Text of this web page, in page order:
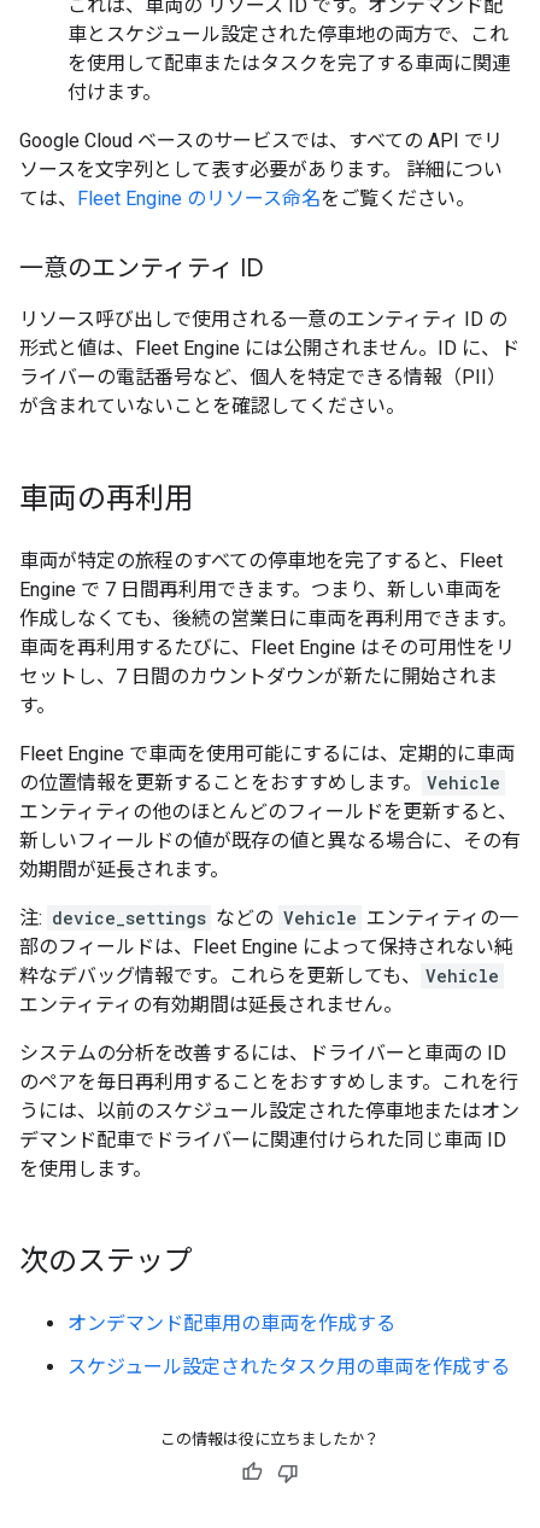
これは、車両の リソース ID です。オンデマンド配
車とスケジュール設定された停車地の両方で、これ
を使用して配車またはタスクを完了する車両に関連
付けます。
Google Cloud ベースのサービスでは、すべての API でリ
ソースを文字列として表す必要があります。 詳細につい
ては、 Fleet Engine のリソース命名をご覧ください。
一意のエンティティ ID
リソース呼び出しで使用される一意のエンティティ ID の
形式と値は、Fleet Engine には公開されません。ID に、ド
ライバーの電話番号など、個人を特定できる情報（PII）
が含まれていないことを確認してください。
車両の再利用
車両が特定の旅程のすべての停車地を完了すると、Fleet
Engine で 7 日間再利用できます。つまり、新しい車両を
作成しなくても、後続の営業日に車両を再利用できます。
車両を再利用するたびに、Fleet Engine はその可用性をリ
セットし、7 日間のカウントダウンが新たに開始されま
す。
Fleet Engine で車両を使用可能にするには、定期的に車両
の位置情報を更新することをおすすめします。
Vehicle
エンティティの他のほとんどのフィールドを更新すると、
新しいフィールドの値が既存の値と異なる場合に、その有
効期間が延長されます。
注: device_settings などの Vehicle エンティティの一
部のフィールドは、Fleet Engine によって保持されない純
粋なデバッグ情報です。これらを更新しても、
Vehicle
エンティティの有効期間は延長されません。
システムの分析を改善するには、ドライバーと車両の ID
のペアを毎日再利用することをおすすめします。これを行
うには、以前のスケジュール設定された停車地またはオン
デマンド配車でドライバーに関連付けられた同じ車両 ID
を使用します。
次のステップ
オンデマンド配車用の車両を作成する
スケジュール設定されたタスク用の車両を作成する
この情報は役に立ちましたか？